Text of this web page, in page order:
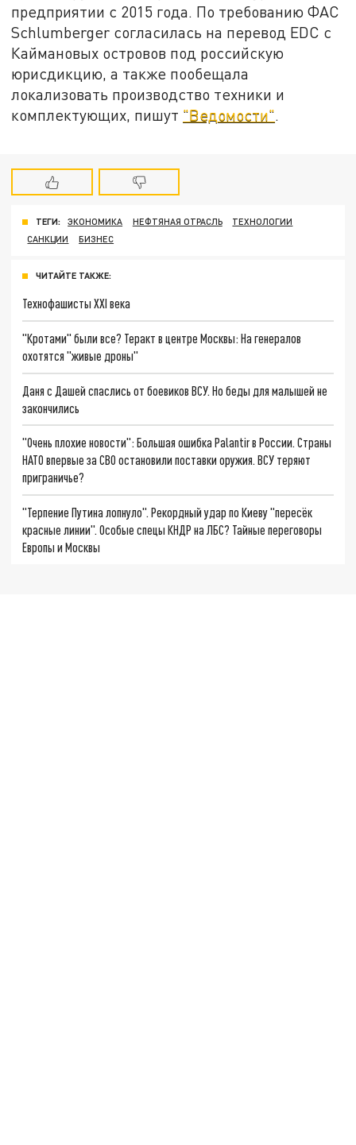
предприятии с 2015 года. По требованию ФАС
Schlumberger согласилась на перевод EDC с
Каймановых островов под российскую
юрисдикцию, а также пообещала
локализовать производство техники и
комплектующих, пишут "Ведомости".
ТЕГИ: ЭКОНОМИКА НЕФТЯНАЯ ОТРАСЛЬ
ТЕХНОЛОГИИ
САНКЦИИ
БИЗНЕС
ЧИТАЙТЕ ТАКЖЕ:
Технофашисты XXI века
"Кротами" были все? Теракт в центре Москвы: На генералов
охотятся "живые дроны"
Даня с Дашей спаслись от боевиков ВСУ. Но беды для малышей не
закончились
"Очень плохие новости": Большая ошибка Palantir в России. Страны
НАТО впервые за СВО остановили поставки оружия. ВСУ теряют
приграничье?
"Терпение Путина лопнуло". Рекордный удар по Киеву "пересёк
красные линии". Особые спецы КНДР на ЛБС? Тайные переговоры
Европы и Москвы